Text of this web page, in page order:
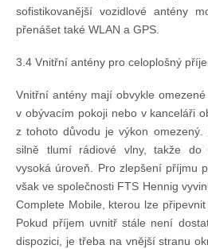
sofistikovanější vozidlové antény
přenášet také WLAN a GPS.
3.4 Vnitřní antény pro celoplošný
Vnitřní antény mají obvykle
v obývacím pokoji nebo v kanceláři
z tohoto důvodu je výkon
silně tlumí rádiové vlny, takže do
vysoká úroveň. Pro zlepšení příjmu
však ve společnosti FTS Hennig
Complete Mobile, kterou lze
Pokud příjem uvnitř stále není
dispozici, je třeba na vnější stranu